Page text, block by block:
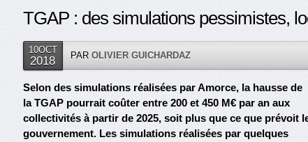
TGAP : des simulations pessimistes,
10OCT
2018 PAR OLIVIER GUICHARDAZ
Selon des simulations réalisées par Amorce, la hausse de
la TGAP pourrait coûter entre 200 et 450 M€ par an aux
collectivités à partir de 2025, soit plus que ce que prévoit
gouvernement. Les simulations réalisées par quelques